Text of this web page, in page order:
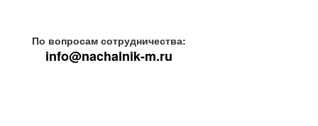
По вопросам сотрудничества:
info@nachalnik-m.ru